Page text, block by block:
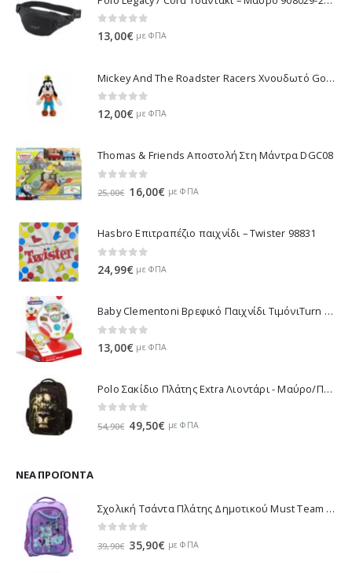
0out of 5
13,00€ με ΦΠΑ
Mickey And The Roadster Racers Χνουδωτό Goofy 25 εκ 1607-01691
0 out of 5
12,00€ με ΦΠΑ
Thomas & Friends Αποστολή Στη Μάντρα DGC08
out of 5
25,00€ Original
25,00€.
16,00€ Η
είναι:
με ΦΠΑ
Hasbro Επιτραπέζιο παιχνίδι – Twister 98831
0 out of 5
24,99€ με ΦΠΑ
Baby Clementoni Βρεφικό Παιχνίδι ΤιμόνιΤurn Αnd Drive Activity Wheel - 1000-17241
13,00€ με ΦΠΑ
Polo Σακίδιο Πλάτης Extra Λιοντάρι - Μαύρο/Πράσινο 901032-8188 2023
54,90€ Original
49,50€ Ημε ΦΠΑ
ΝΈΑ ΠΡΟΪΌΝΤΑ
Σχολική Τσάντα Πλάτης Δημοτικού Must Team K-Pop - Μωβ 000587781 2026
39,90€ Original
35,90€ Ημε ΦΠΑ